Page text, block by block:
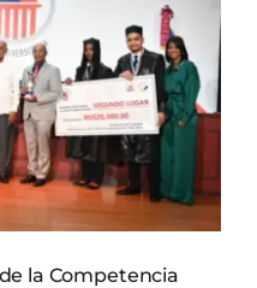
la Competencia